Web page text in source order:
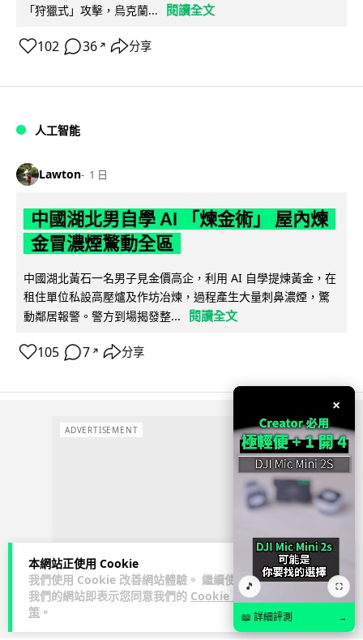
本網站正使用 Cookie
我們使用 Cookie 改善網站體驗。 繼續使用
我們的網站即表示您同意我們的 Cookie 政
策 。
「狩獵式」攻擊，烏克蘭...
閱讀全文
102 36 ↗ 分享
人工智能
Lawton 1 日
中國湖北男自學 AI 「煉金術」 屋內煉
金冒濃煙驚動全區
中國湖北黃石一名男子見金價高企，利用 AI 自學提煉黃金，在
租住單位私設高壓爐及作坊冶煉，過程產生大量刺鼻濃煙，驚
動鄰居報警。警方到場揭發整...
閱讀全文
105 7 ↗ 分享
ADVERTISEMENT
×
🎵 ⛶
📖 詳細評測 →